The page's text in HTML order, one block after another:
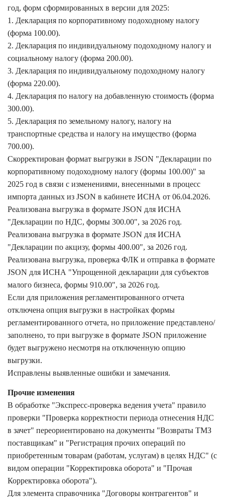
год, форм сформированных в версии для 2025:
1. Декларация по корпоративному подоходному налогу
(форма 100.00).
2. Декларация по индивидуальному подоходному налогу и
социальному налогу (форма 200.00).
3. Декларация по индивидуальному подоходному налогу
(форма 220.00).
4. Декларация по налогу на добавленную стоимость (форма
300.00).
5. Декларация по земельному налогу, налогу на
транспортные средства и налогу на имущество (форма
700.00).
Скорректирован формат выгрузки в JSON "Декларации по
корпоративному подоходному налогу (формы 100.00)" за
2025 год в связи с изменениями, внесенными в процесс
импорта данных из JSON в кабинете ИСНА от 06.04.2026.
Реализована выгрузка в формате JSON для ИСНА
"Декларации по НДС, формы 300.00", за 2026 год.
Реализована выгрузка в формате JSON для ИСНА
"Декларации по акцизу, формы 400.00", за 2026 год.
Реализована выгрузка, проверка ФЛК и отправка в формате
JSON для ИСНА "Упрощенной декларации для субъектов
малого бизнеса, формы 910.00", за 2026 год.
Если для приложения регламентированного отчета
отключена опция выгрузки в настройках формы
регламентированного отчета, но приложение представлено/
заполнено, то при выгрузке в формате JSON приложение
будет выгружено несмотря на отключенную опцию
выгрузки.
Исправлены выявленные ошибки и замечания.
Прочие изменения
В обработке "Экспресс-проверка ведения учета" правило
проверки "Проверка корректности периода отнесения НДС
в зачет" переориентировано на документы "Возвраты ТМЗ
поставщикам" и "Регистрация прочих операций по
приобретенным товарам (работам, услугам) в целях НДС" (с
видом операции "Корректировка оборота" и "Прочая
Корректировка оборота").
Для элемента справочника "Договоры контрагентов" и